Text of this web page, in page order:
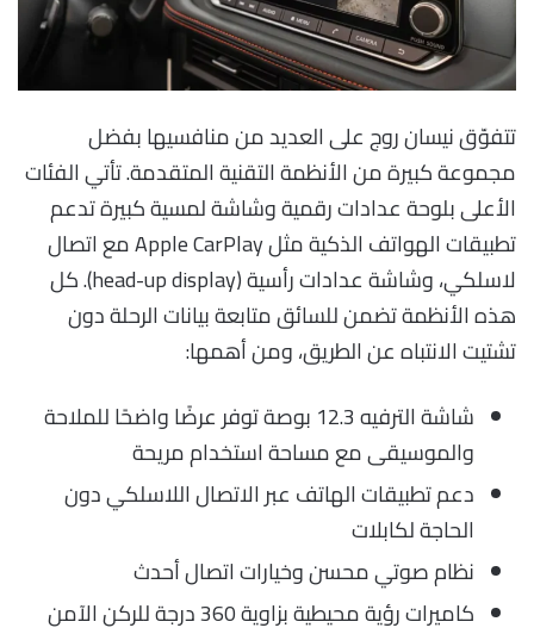
تتفوّق نيسان روج على العديد من منافسيها بفضل
مجموعة كبيرة من الأنظمة التقنية المتقدمة. تأتي الفئات
الأعلى بلوحة عدادات رقمية وشاشة لمسية كبيرة تدعم
تطبيقات الهواتف الذكية مثل Apple CarPlay مع اتصال
لاسلكي، وشاشة عدادات رأسية (head-up display). كل
هذه الأنظمة تضمن للسائق متابعة بيانات الرحلة دون
تشتيت الانتباه عن الطريق، ومن أهمها:
شاشة الترفيه 12.3 بوصة توفر عرضًا واضحًا للملاحة
والموسيقى مع مساحة استخدام مريحة
دعم تطبيقات الهاتف عبر الاتصال اللاسلكي دون
الحاجة لكابلات
نظام صوتي محسن وخيارات اتصال أحدث
كاميرات رؤية محيطية بزاوية 360 درجة للركن الآمن